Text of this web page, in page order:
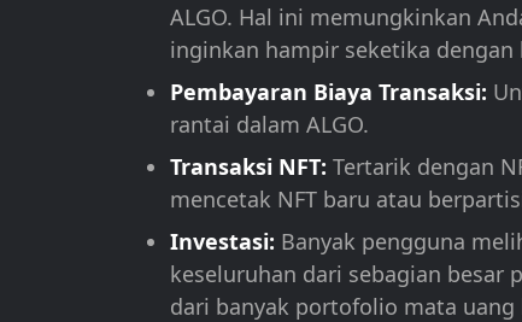
ALGO. Hal ini memungkinkan
inginkan hampir seketika dengan
Pembayaran Biaya Transaksi:
rantai dalam ALGO.
Transaksi NFT: Tertarik dengan
mencetak NFT baru atau
Investasi: Banyak pengguna
keseluruhan dari sebagian besar
dari banyak portofolio mata